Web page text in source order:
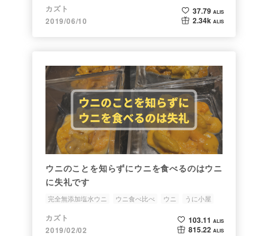
カズト
2019/06/10
37.79 ALIS
2.34k ALIS
ウニのことを知らずにウニを食べるのはウニ
に失礼です
完全無添加塩水ウニ ウニ食べ比べ ウニ
うに小屋
カズト
カズト
2019/02/02
103.11 ALIS
815.22 ALIS